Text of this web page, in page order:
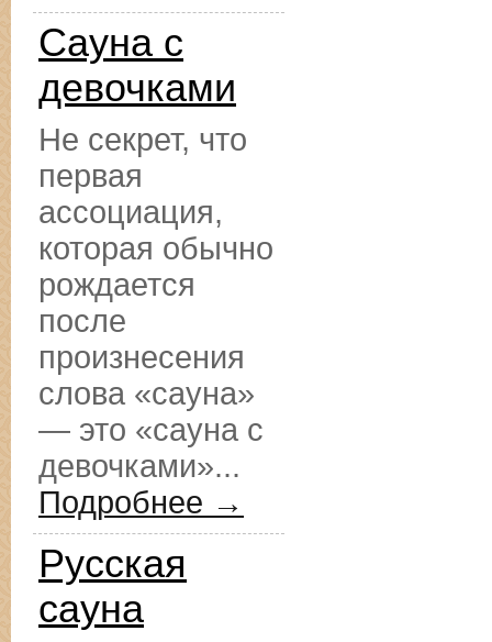
Сауна с
девочками
Не секрет, что
первая
ассоциация,
которая обычно
рождается
после
произнесения
слова «сауна»
— это «сауна с
девочками»...
Подробнее →
Русская
сауна